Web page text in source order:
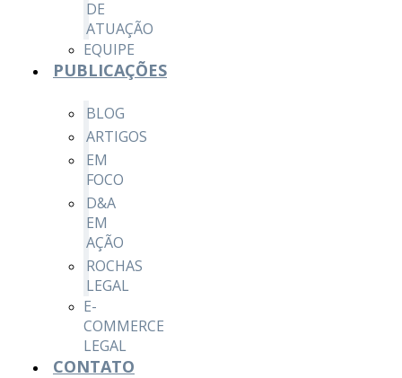
DE
ATUAÇÃO
EQUIPE
PUBLICAÇÕES
BLOG
ARTIGOS
EM
FOCO
D&A
EM
AÇÃO
ROCHAS
LEGAL
E-
COMMERCE
LEGAL
CONTATO